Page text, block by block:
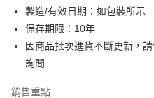
Apple Pay
街口支付
全盈+PAY
ATM付款
製造/有效日期：如包裝所示
保存期限：10年
因商品批次進貨不斷更新，
詢問
銷售重點